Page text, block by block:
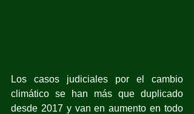
Los casos judiciales por el cambio
climático se han más que duplicado
desde 2017 y van en aumento en todo